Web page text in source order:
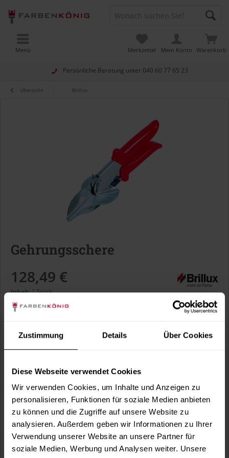
Zustimmung Details Über Cookies
Diese Webseite verwendet Cookies
Wir verwenden Cookies, um Inhalte und Anzeigen zu
personalisieren, Funktionen für soziale Medien anbieten
zu können und die Zugriffe auf unsere Website zu
analysieren. Außerdem geben wir Informationen zu Ihrer
Verwendung unserer Website an unsere Partner für
soziale Medien, Werbung und Analysen weiter. Unsere
Persönliche Beratung unter 040 60 77 65 23
Warenkorb
Merkzettel Mein Konto
Menü
Übersicht Brillux
Gehrungsschere
128,49 €
Inhalt:1 Stück
inkl. MwSt.zzgl. Versandkosten
Merken Fragen zum Artikel?
Artikel-Nr.: BX3767
Sie möchten eine größere Menge kaufen